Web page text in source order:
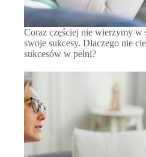
Coraz częściej nie wierzymy w
swoje sukcesy. Dlaczego nie
sukcesów w pełni?